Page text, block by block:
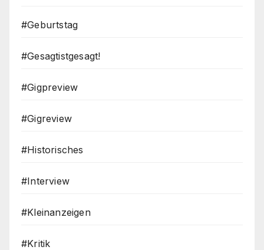
#Geburtstag
#Gesagtistgesagt!
#Gigpreview
#Gigreview
#Historisches
#Interview
#Kleinanzeigen
#Kritik